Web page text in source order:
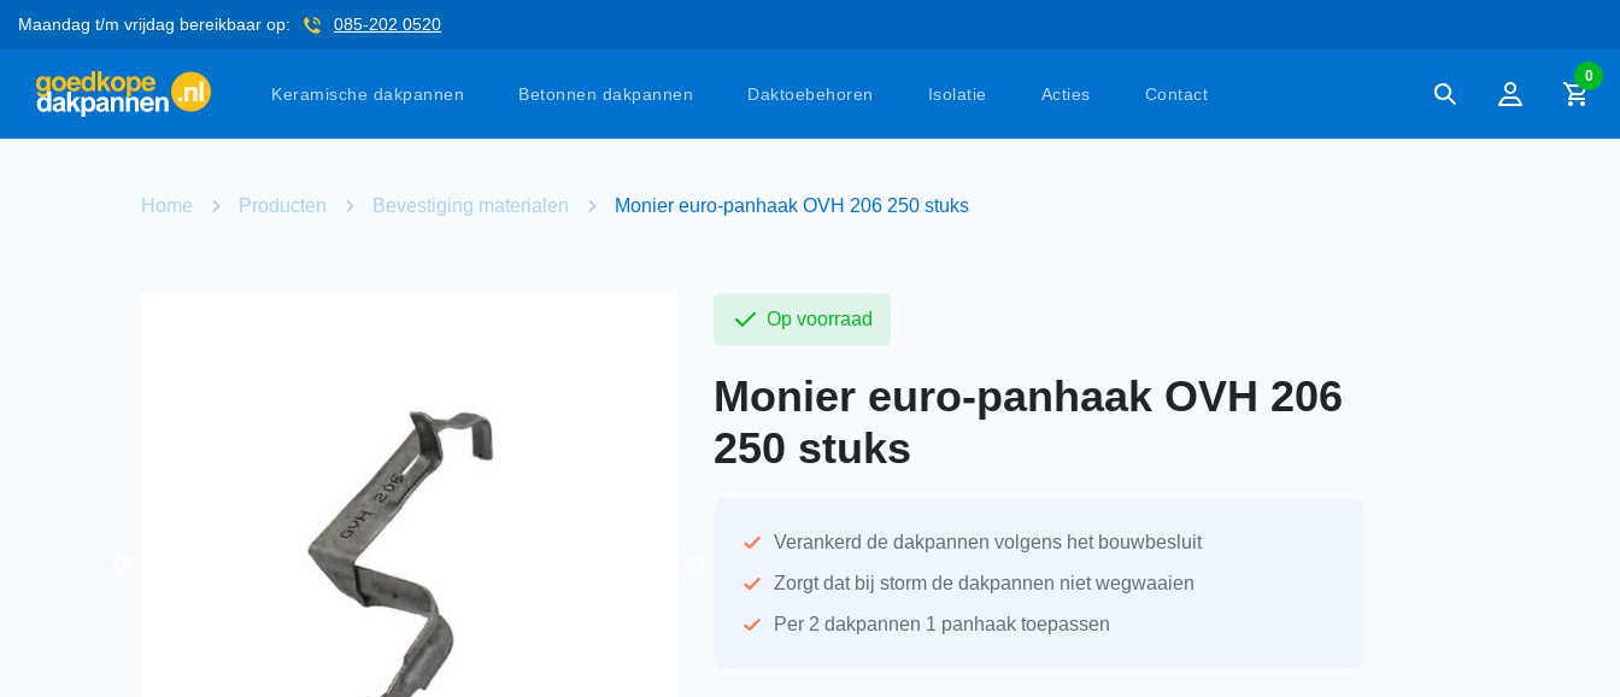
Maandag t/m vrijdag bereikbaar op: 085-202 0520
Keramische dakpannen Betonnen dakpannen Daktoebehoren Isolatie Acties Contact
0
Home Producten Bevestiging materialen Monier euro-panhaak OVH 206 250 stuks
Op voorraad
Monier euro-panhaak OVH 206
250 stuks
Verankerd de dakpannen volgens het bouwbesluit
Zorgt dat bij storm de dakpannen niet wegwaaien
Per 2 dakpannen 1 panhaak toepassen